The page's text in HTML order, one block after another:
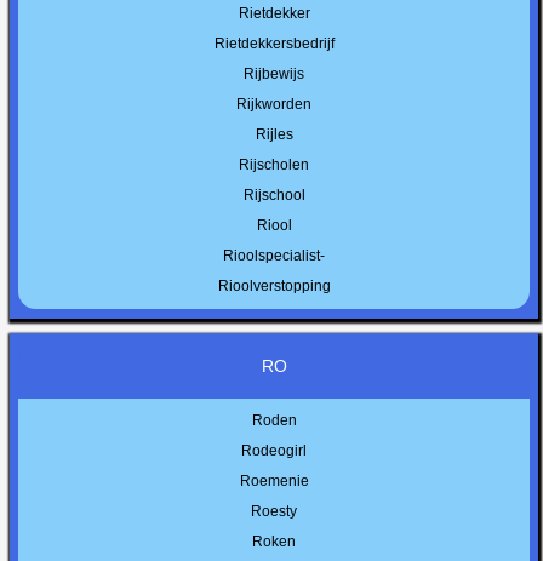
Rietdekker
Rietdekkersbedrijf
Rijbewijs
Rijkworden
Rijles
Rijscholen
Rijschool
Riool
Rioolspecialist-
Rioolverstopping
RO
Roden
Rodeogirl
Roemenie
Roesty
Roken